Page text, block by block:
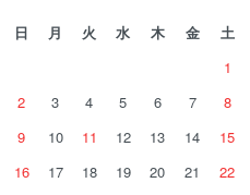
日 月 火 水 木 金
土
1
2
3 4 5 6 7
8
9
10 11 12 13 14
15
16
17 18 19 20 21
22